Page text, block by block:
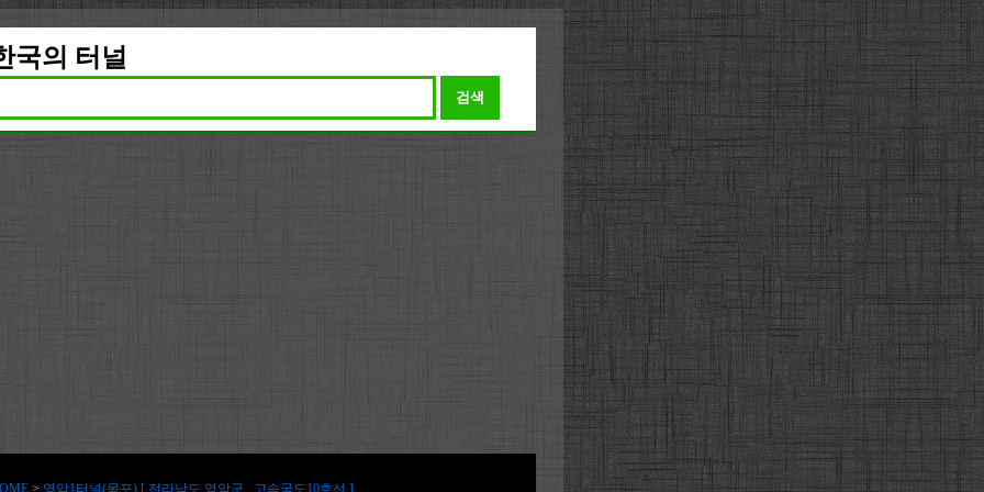
국의 터널
검색
> 영암1터널(목포) [ 전라남도 영암군 , 고속국도10호선 ]